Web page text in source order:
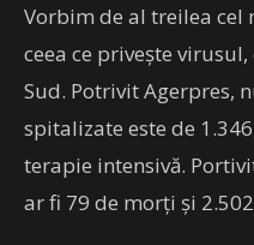
Vorbim de al treilea
ceea ce privește
Sud. Potrivit Agerpres,
spitalizate este de
terapie intensivă.
ar fi 79 de morţi şi